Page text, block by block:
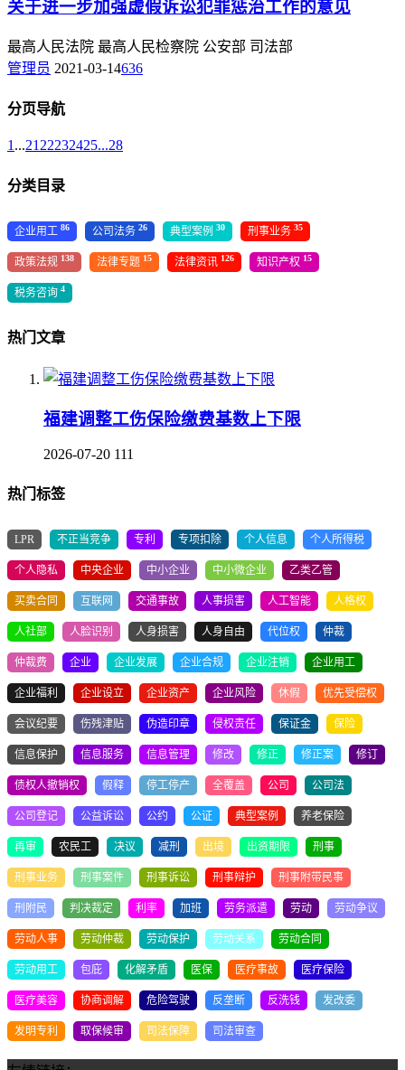
关于进一步加强虚假诉讼犯罪惩治工作的意见
最高人民法院 最高人民检察院 公安部 司法部
管理员 2021-03-14636
分页导航
1...2122232425...28
分类目录
企业用工 86 公司法务 26 典型案例 30 刑事业务 35
政策法规 138 法律专题 15 法律资讯 126 知识产权 15
税务咨询 4
热门文章
福建调整工伤保险缴费基数上下限
2026-07-20 111
热门标签
LPR 不正当竞争 专利 专项扣除 个人信息 个人所得税
个人隐私 中央企业 中小企业 中小微企业 乙类乙管
买卖合同 互联网 交通事故 人事损害 人工智能 人格权
人社部 人脸识别 人身损害 人身自由 代位权 仲裁
仲裁费 企业 企业发展 企业合规 企业注销 企业用工
企业福利 企业设立 企业资产 企业风险 休假 优先受偿权
会议纪要 伤残津贴 伪造印章 侵权责任 保证金 保险
信息保护 信息服务 信息管理 修改 修正 修正案 修订
债权人撤销权 假释 停工停产 全覆盖 公司 公司法
公司登记 公益诉讼 公约 公证 典型案例 养老保险
再审 农民工 决议 减刑 出境 出资期限 刑事
刑事业务 刑事案件 刑事诉讼 刑事辩护 刑事附带民事
刑附民 判决裁定 利率 加班 劳务派遣 劳动 劳动争议
劳动人事 劳动仲裁 劳动保护 劳动关系 劳动合同
劳动用工 包庇 化解矛盾 医保 医疗事故 医疗保险
医疗美容 协商调解 危险驾驶 反垄断 反洗钱 发改委
发明专利 取保候审 司法保障 司法审查